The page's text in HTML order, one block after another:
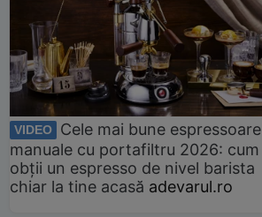
VIDEO
Cele mai bune espressoare
manuale cu portafiltru 2026: cum
obții un espresso de nivel barista
chiar la tine acasă adevarul.ro